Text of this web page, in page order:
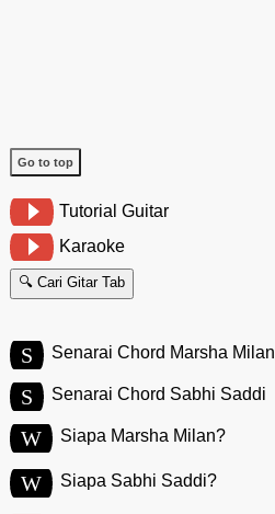
Go to top
Tutorial Guitar
Karaoke
🔍 Cari Gitar Tab
S Senarai Chord Marsha Milan
S Senarai Chord Sabhi Saddi
W Siapa Marsha Milan?
W Siapa Sabhi Saddi?